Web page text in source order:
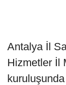
Antalya İl
Hizmetler İl